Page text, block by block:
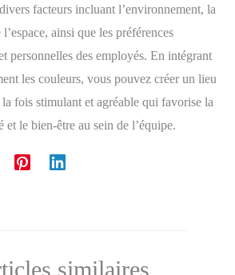
facteurs incluant l’environnement, la
ainsi que les préférences
personnelles des employés. En intégrant
les couleurs, vous pouvez créer un lieu
fois stimulant et agréable qui favorise la
et le bien-être au sein de l’équipe.
similaires